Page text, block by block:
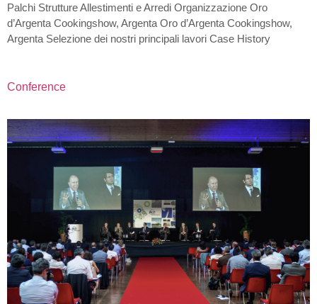
Palchi Strutture Allestimenti e Arredi Organizzazione Oro
d’Argenta Cookingshow, Argenta Oro d’Argenta Cookingshow,
Argenta Selezione dei nostri principali lavori Case History
Conference